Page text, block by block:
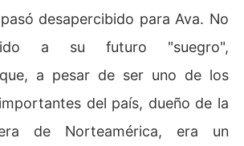
desapercibido para Ava. No
a su futuro "suegro",
a pesar de ser uno de los
del país, dueño de la
de Norteamérica, era un